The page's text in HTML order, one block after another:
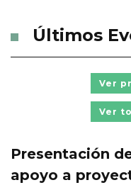
Últimos
Ver
Ver
Presentación
apoyo a